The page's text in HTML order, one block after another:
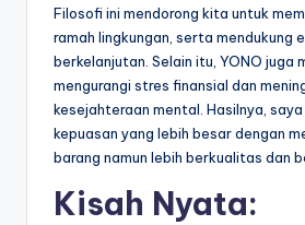
Filosofi ini mendorong kita untuk
ramah lingkungan, serta mendukung
berkelanjutan. Selain itu, YONO juga
mengurangi stres finansial dan
kesejahteraan mental. Hasilnya, saya
kepuasan yang lebih besar dengan
barang namun lebih berkualitas dan
Kisah Nyata: